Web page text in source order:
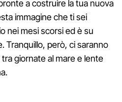
a costruire la tua nuova
immagine che ti sei
nei mesi scorsi ed è su
Tranquillo, però, ci saranno
giornate al mare e lente